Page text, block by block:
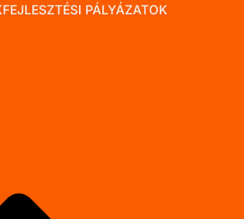
PÁLYÁZATOK